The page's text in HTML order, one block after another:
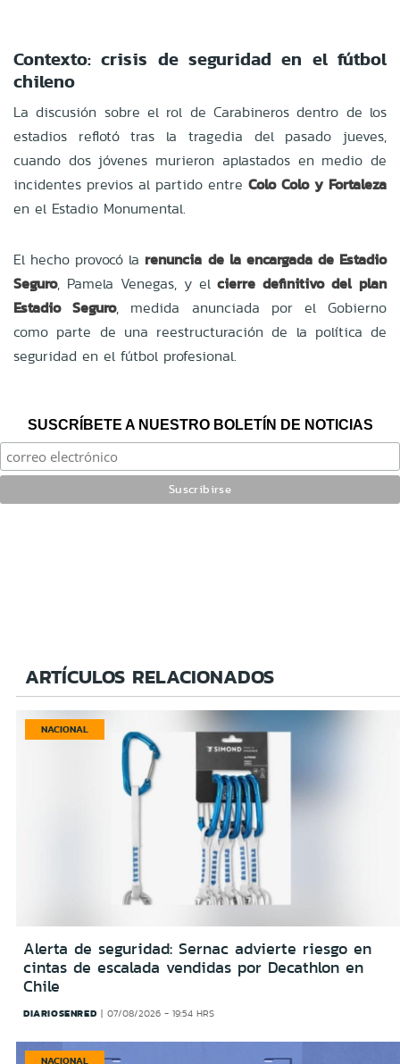
Contexto: crisis de seguridad en el fútbol
chileno
La discusión sobre el rol de Carabineros dentro de los
estadios reflotó tras la tragedia del pasado jueves,
cuando dos jóvenes murieron aplastados en medio de
incidentes previos al partido entre Colo Colo y Fortaleza
en el Estadio Monumental.
El hecho provocó la renuncia de la encargada de Estadio
Seguro, Pamela Venegas, y elcierre definitivo del plan
Estadio Seguro, medida anunciada por el Gobierno
como parte de una reestructuración de la política de
seguridad en el fútbol profesional.
SUSCRÍBETE A NUESTRO BOLETÍN DE NOTICIAS
ARTÍCULOS RELACIONADOS
NACIONAL
Alerta de seguridad: Sernac advierte riesgo en
cintas de escalada vendidas por Decathlon en
Chile
DIARIOSENRED 07/08/2026 - 19:54 HRS
NACIONAL